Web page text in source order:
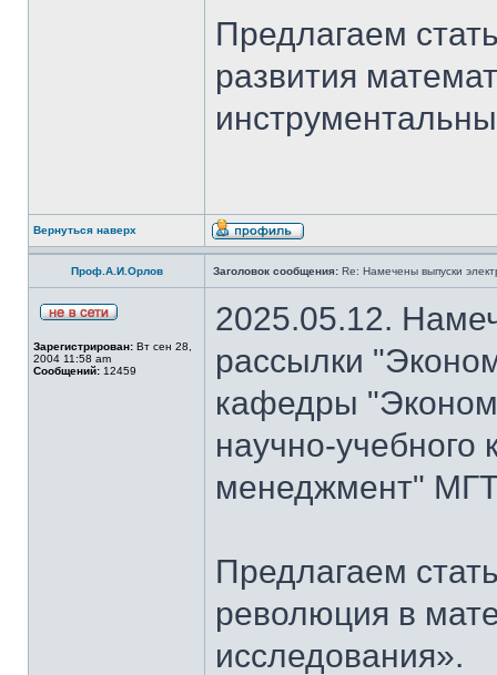
Предлагаем
развития
Вернуться наверх
Проф.А.И.Орлов Заголовок сообщения: Re: Намечены выпуски
Зарегистрирован: Вт сен 28,
2004 11:58 am
Сообщений: 12459
2025.05.12.
рассылки
кафедры
научно-
менеджмент"
Предлагаем
революция в
исследования».